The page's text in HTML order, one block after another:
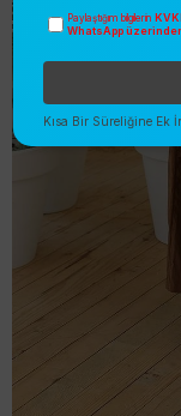
Paylaştığım bilgilerin
WhatsApp
Kısa Bir Süreliğine Ek